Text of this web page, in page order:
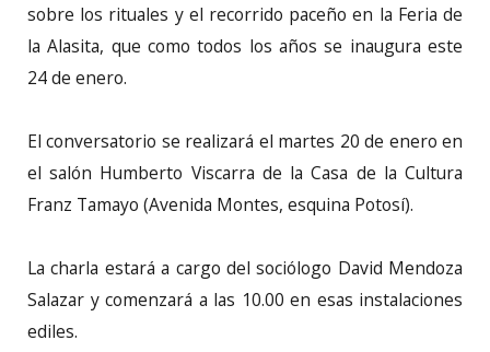
sobre los rituales y el recorrido paceño en la Feria de
la Alasita, que como todos los años se inaugura este
24 de enero.
El conversatorio se realizará el martes 20 de enero en
el salón Humberto Viscarra de la Casa de la Cultura
Franz Tamayo (Avenida Montes, esquina Potosí).
La charla estará a cargo del sociólogo David Mendoza
Salazar y comenzará a las 10.00 en esas instalaciones
ediles.